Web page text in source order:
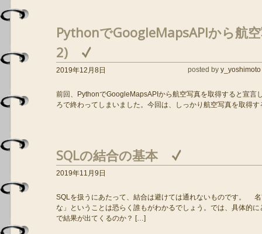
PythonでGoogleMapsAPIから航
2)
2019年12月8日 posted by y_yoshimoto
前回、PythonでGoogleMapsAPIから航空写真を取得すると宣言
ろで終わってしまいました。今回は、しっかり航空写真を取得
SQLの結合の基本
2019年11月9日
SQLを扱うにあたって、結合は避けては通れないものです。
な」ということは恐らく誰もがわかるでしょう。では、具体的
で結果が出てくるのか？ […]